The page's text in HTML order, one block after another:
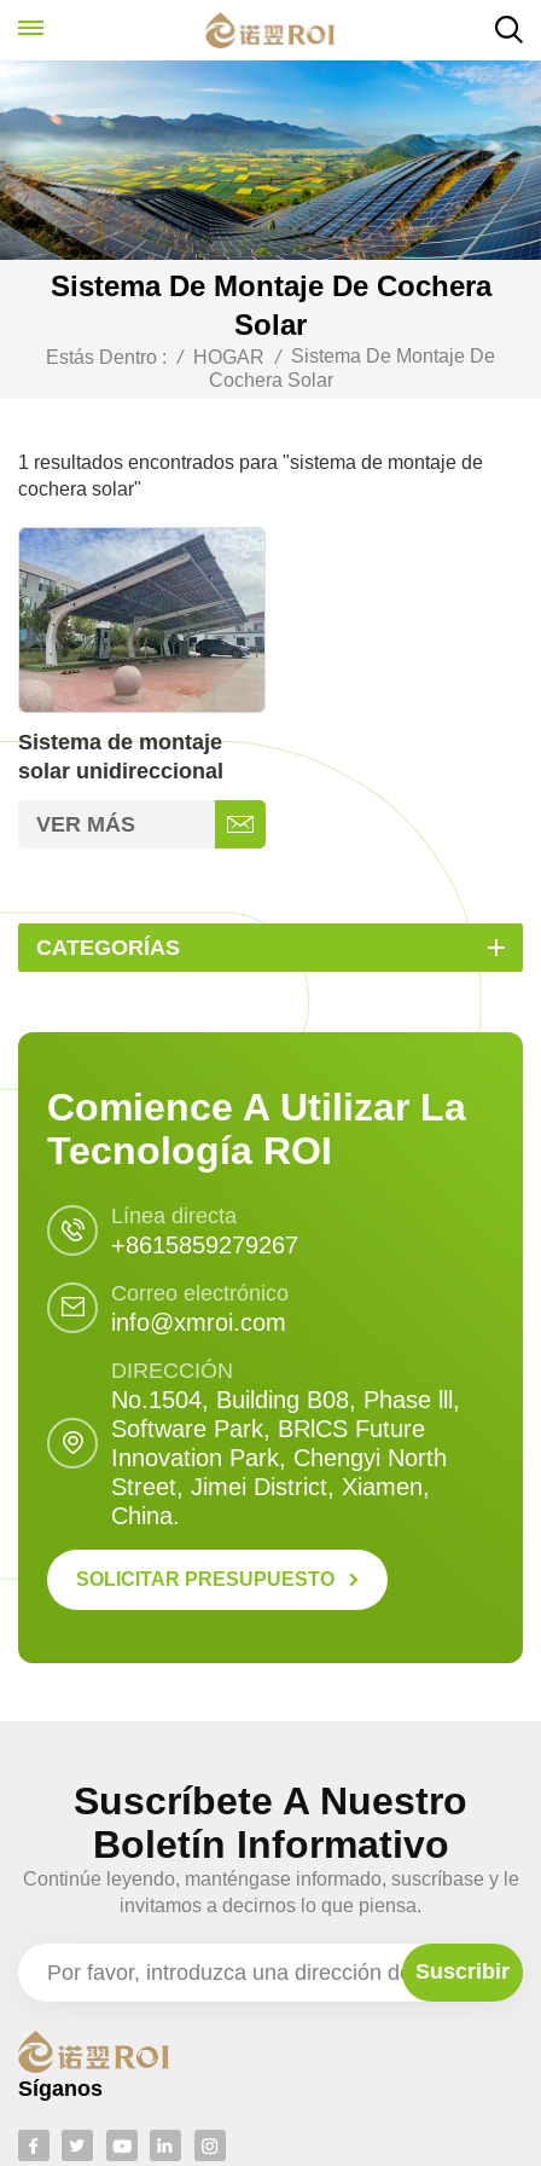
Sistema De Montaje De Cochera
Solar
Estás Dentro : / HOGAR / Sistema De Montaje De
Cochera Solar
1 resultados encontrados para "sistema de montaje de
cochera solar"
Sistema de montaje
solar unidireccional
VER MÁS
CATEGORÍAS
Comience A Utilizar La
Tecnología ROI
Línea directa
+8615859279267
Correo electrónico
info@xmroi.com
DIRECCIÓN
No.1504, Building B08, Phase lll,
Software Park, BRlCS Future
Innovation Park, Chengyi North
Street, Jimei District, Xiamen,
China.
SOLICITAR PRESUPUESTO
Suscríbete A Nuestro
Boletín Informativo
Continúe leyendo, manténgase informado, suscríbase y le
invitamos a decirnos lo que piensa.
Síganos